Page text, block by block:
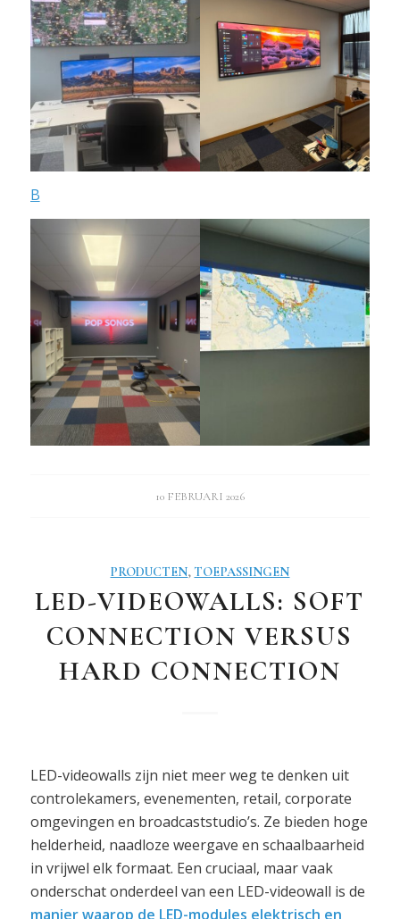
B
10 FEBRUARI 2026
PRODUCTEN, TOEPASSINGEN
LED-VIDEOWALLS: SOFT
CONNECTION VERSUS
HARD CONNECTION
LED-videowalls zijn niet meer weg te denken uit
controlekamers, evenementen, retail, corporate
omgevingen en broadcaststudio’s. Ze bieden hoge
helderheid, naadloze weergave en schaalbaarheid
in vrijwel elk formaat. Een cruciaal, maar vaak
onderschat onderdeel van een LED-videowall is de
manier waarop de LED-modules elektrisch en